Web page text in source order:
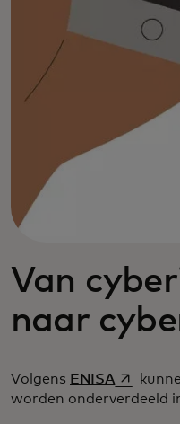
Van
naar
Volgens ENISAopens in
worden onderverdeeld